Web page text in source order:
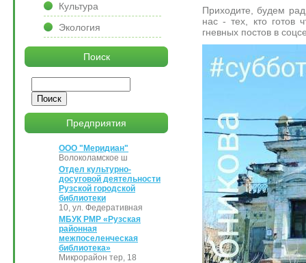
Приходите, будем
нас - тех, кто готов
гневных постов в
Культура
Экология
Поиск
Предприятия
ООО "Меридиан"
Волоколамское ш
Отдел культурно-
досуговой деятельности
Рузской городской
библиотеки
10, ул. Федеративная
МБУК РМР «Рузская
районная
межпоселенческая
библиотека»
Микрорайон тер, 18